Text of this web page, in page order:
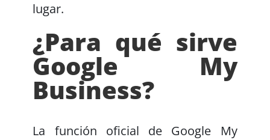
lugar.
¿Para qué sirve
Google My
Business?
La función oficial de Google My